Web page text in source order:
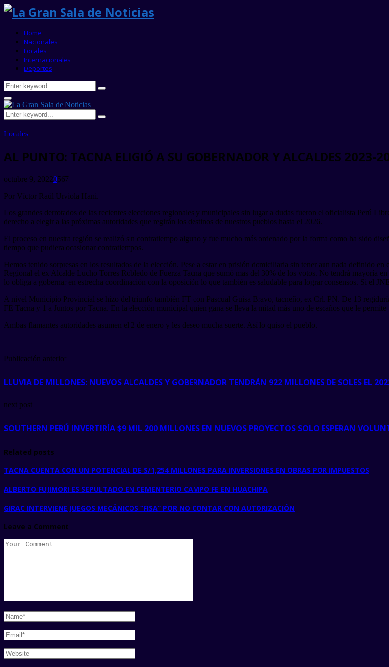
Home
Nacionales
Locales
Internacionales
Deportes
Search
for:
Search
Primary
Menu
Search
for:
Search
Locales
AL PUNTO: TACNA ELIGIÓ A SU GOBERNADOR Y ALCALDES 2023-
octubre 9, 20220567
Por Víctor Raúl Urviola Hani.
Los grandes derrotados de las recientes elecciones regionales y municipales sin lugar a dudas fueron el oficialista Perú
derecho a elegir a las próximas autoridades que regirán los destinos de nuestros pueblos hasta el 2026.
El proceso en nuestra región se realizó sin contratiempo alguno y fue mucho más ordenado por la forma como ha sido
tiempo que pudiera ocasionar contratiempos.
Hemos tenido sorpresas en los resultados de la elección. Pese a estar en prisión domiciliaria sin tener aun nada definido
Regional el ex Alcalde Lucho Torres Robledo de Fuerza Tacna que sumó mas del 30% de los votos. No tendrá mayoría
lo obliga a gobernar en estrecha coordinación con la oposición lo que también es saludable para lograr consensos. Si el
A nivel Municipio Provincial se hizo del triunfo también FT con Pascual Guisa Bravo, tacneño, ex Crl. PN. De 13
FE Tacna y 1 a Juntos por Tacna. En la elección municipal quien gana se lleva la mitad más uno de escaños que le
Ambas flamantes autoridades asumen el 2 de enero y les deseo mucha suerte. Así lo quiso el pueblo.
Publicación anterior
LLUVIA DE MILLONES: NUEVOS ALCALDES Y GOBERNADOR TENDRÁN 922 MILLONES DE SOLES EL
next post
SOUTHERN PERÚ INVERTIRÍA $9 MIL 200 MILLONES EN NUEVOS PROYECTOS SOLO ESPERAN
Related posts
TACNA CUENTA CON UN POTENCIAL DE S/1,254 MILLONES PARA INVERSIONES EN OBRAS POR IMPUESTOS
ALBERTO FUJIMORI ES SEPULTADO EN CEMENTERIO CAMPO FE EN HUACHIPA
GIRAC INTERVIENE JUEGOS MECÁNICOS “FISA” POR NO CONTAR CON AUTORIZACIÓN
Leave a Comment